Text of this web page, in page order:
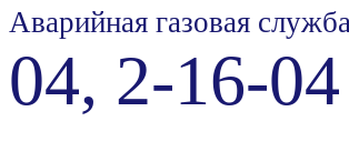
Аварийная газовая
04, 2-16-04